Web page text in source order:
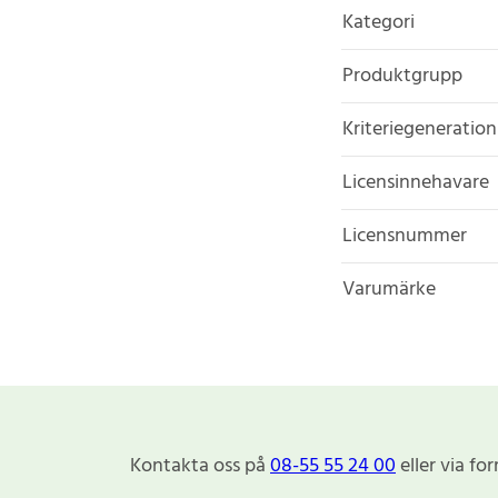
Kategori
Produktgrupp
Kriteriegeneration
Licensinnehavare
Licensnummer
Varumärke
Kontakta oss på08-55 55 24 00eller via